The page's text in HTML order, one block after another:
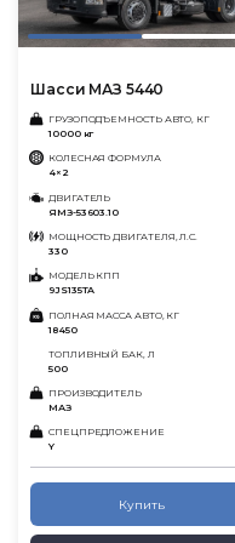
Шасси МАЗ 5440
ГРУЗОПОДЪЕМНОСТЬ АВТО, КГ
10000 кг
КОЛЕСНАЯ ФОРМУЛА
4×2
ДВИГАТЕЛЬ
ЯМЗ-53603.10
МОЩНОСТЬ ДВИГАТЕЛЯ, Л.С.
330
МОДЕЛЬ КПП
9JS135TA
ПОЛНАЯ МАССА АВТО, КГ
18450
ТОПЛИВНЫЙ БАК, Л
500
ПРОИЗВОДИТЕЛЬ
МАЗ
СПЕЦПРЕДЛОЖЕНИЕ
Y
Купить